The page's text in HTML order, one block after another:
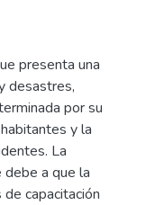
presenta una
desastres,
por su
y la
La
debe a que la
capacitación